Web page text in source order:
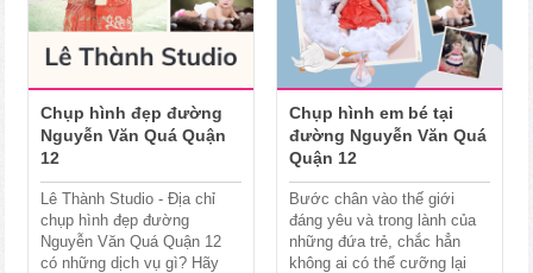
Chụp hình đẹp đường
Nguyễn Văn Quá Quận
12
Lê Thành Studio - Địa chỉ
chụp hình đẹp đường
Nguyễn Văn Quá Quận 12
có những dịch vụ gì? Hãy
Chụp hình em bé tại
đường Nguyễn Văn Quá
Quận 12
Bước chân vào thế giới
đáng yêu và trong lành của
những đứa trẻ, chắc hẳn
không ai có thể cưỡng lại